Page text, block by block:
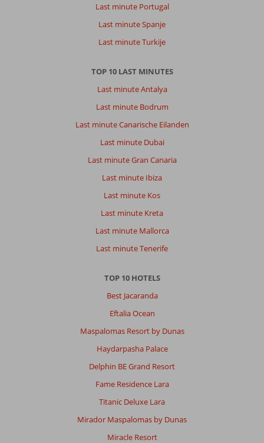
Last minute Portugal
Last minute Spanje
Last minute Turkije
TOP 10 LAST MINUTES
Last minute Antalya
Last minute Bodrum
Last minute Canarische Eilanden
Last minute Dubai
Last minute Gran Canaria
Last minute Ibiza
Last minute Kos
Last minute Kreta
Last minute Mallorca
Last minute Tenerife
TOP 10 HOTELS
Best Jacaranda
Eftalia Ocean
Maspalomas Resort by Dunas
Haydarpasha Palace
Delphin BE Grand Resort
Fame Residence Lara
Titanic Deluxe Lara
Mirador Maspalomas by Dunas
Miracle Resort